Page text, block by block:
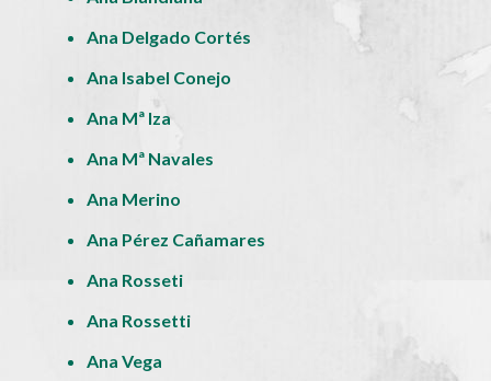
Ana Delgado Cortés
Ana Isabel Conejo
Ana Mª Iza
Ana Mª Navales
Ana Merino
Ana Pérez Cañamares
Ana Rosseti
Ana Rossetti
Ana Vega